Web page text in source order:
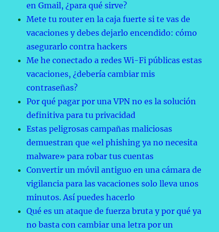
en Gmail, ¿para qué sirve?
Mete tu router en la caja fuerte si te vas de
vacaciones y debes dejarlo encendido: cómo
asegurarlo contra hackers
Me he conectado a redes Wi-Fi públicas estas
vacaciones, ¿debería cambiar mis
contraseñas?
Por qué pagar por una VPN no es la solución
definitiva para tu privacidad
Estas peligrosas campañas maliciosas
demuestran que «el phishing ya no necesita
malware» para robar tus cuentas
Convertir un móvil antiguo en una cámara de
vigilancia para las vacaciones solo lleva unos
minutos. Así puedes hacerlo
Qué es un ataque de fuerza bruta y por qué ya
no basta con cambiar una letra por un